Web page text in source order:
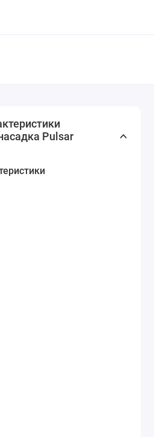
Pulsar